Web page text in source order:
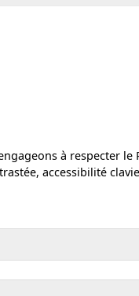
à respecter le
accessibilité